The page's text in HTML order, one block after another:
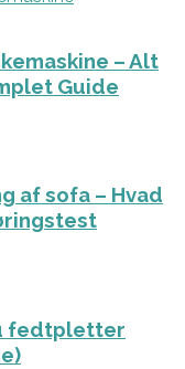
– Alt
Guide
af sofa – Hvad
fedtpletter